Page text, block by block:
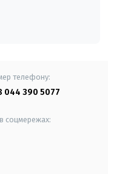
телефону:
044 390 5077
соцмережах: